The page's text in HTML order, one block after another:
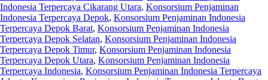
Indonesia Terpercaya Cikarang Utara, Konsorsium Penjaminan
Indonesia Terpercaya Depok, Konsorsium Penjaminan Indonesia
Terpercaya Depok Barat, Konsorsium Penjaminan Indonesia
Terpercaya Depok Selatan, Konsorsium Penjaminan Indonesia
Terpercaya Depok Timur, Konsorsium Penjaminan Indonesia
Terpercaya Depok Utara, Konsorsium Penjaminan Indonesia
Terpercaya Indonesia, Konsorsium Penjaminan Indonesia Terpercaya